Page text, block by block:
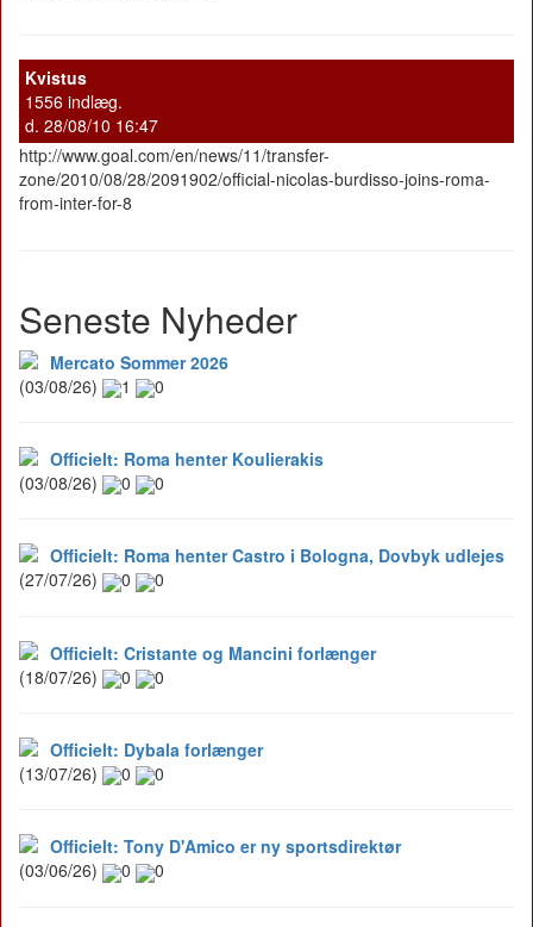
Kvistus
1556 indlæg.
d. 28/08/10 16:47
http://www.goal.com/en/news/11/transfer-
zone/2010/08/28/2091902/official-nicolas-burdisso-joins-roma-
from-inter-for-8
Seneste Nyheder
Mercato Sommer 2026
(03/08/26)
1 0
Officielt: Roma henter Koulierakis
(03/08/26)
0 0
Officielt: Roma henter Castro i Bologna, Dovbyk udlejes
(27/07/26)
0 0
Officielt: Cristante og Mancini forlænger
(18/07/26)
0 0
Officielt: Dybala forlænger
(13/07/26)
0 0
Officielt: Tony D'Amico er ny sportsdirektør
(03/06/26)
0 0